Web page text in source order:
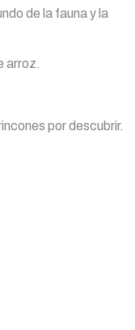
de la fauna y la
arroz.
por descubrir.